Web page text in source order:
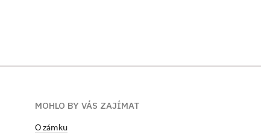
MOHLO BY VÁS ZAJÍMAT
O zámku